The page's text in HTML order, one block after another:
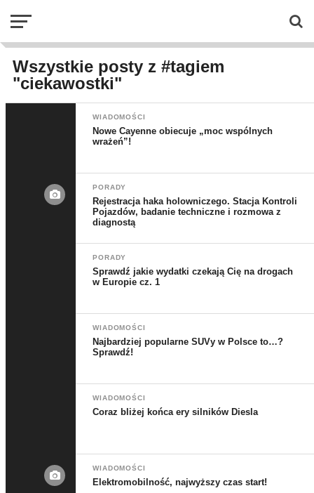
Wszystkie posty z #tagiem
"ciekawostki"
WIADOMOŚCI
Nowe Cayenne obiecuje „moc wspólnych
wrażeń”!
PORADY
Rejestracja haka holowniczego. Stacja Kontroli
Pojazdów, badanie techniczne i rozmowa z
diagnostą
PORADY
Sprawdź jakie wydatki czekają Cię na drogach
w Europie cz. 1
WIADOMOŚCI
Najbardziej popularne SUVy w Polsce to…?
Sprawdź!
WIADOMOŚCI
Coraz bliżej końca ery silników Diesla
WIADOMOŚCI
Elektromobilność, najwyższy czas start!